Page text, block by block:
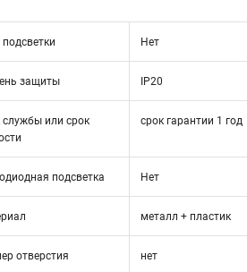
подсветки Нет
защиты IP20
службы или срок
срок гарантии 1 год
подсветка Нет
металл + пластик
отверстия нет